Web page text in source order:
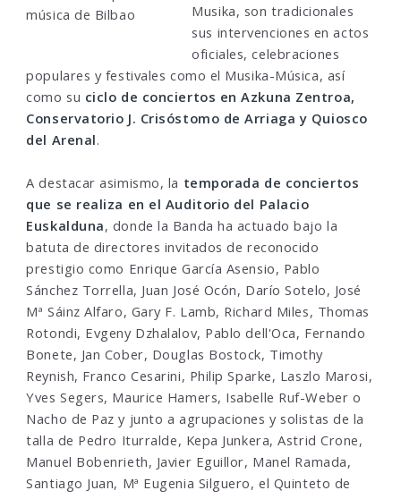
Musika, son tradicionales
sus intervenciones en actos
oficiales, celebraciones
populares y festivales como el Musika-Música, así
como su ciclo de conciertos en Azkuna Zentroa,
Conservatorio J. Crisóstomo de Arriaga y Quiosco
del Arenal.
A destacar asimismo, la temporada de conciertos
que se realiza en el Auditorio del Palacio
Euskalduna, donde la Banda ha actuado bajo la
batuta de directores invitados de reconocido
prestigio como Enrique García Asensio, Pablo
Sánchez Torrella, Juan José Ocón, Darío Sotelo, José
Mª Sáinz Alfaro, Gary F. Lamb, Richard Miles, Thomas
Rotondi, Evgeny Dzhalalov, Pablo dell'Oca, Fernando
Bonete, Jan Cober, Douglas Bostock, Timothy
Reynish, Franco Cesarini, Philip Sparke, Laszlo Marosi,
Yves Segers, Maurice Hamers, Isabelle Ruf-Weber o
Nacho de Paz y junto a agrupaciones y solistas de la
talla de Pedro Iturralde, Kepa Junkera, Astrid Crone,
Manuel Bobenrieth, Javier Eguillor, Manel Ramada,
Santiago Juan, Mª Eugenia Silguero, el Quinteto de